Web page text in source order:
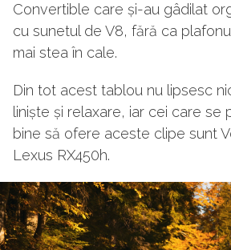
Convertible care și-au gâdilat
cu sunetul de V8, fără ca
mai stea în cale.
Din tot acest tablou nu lipsesc
liniște și relaxare, iar cei care se
bine să ofere aceste clipe sunt
Lexus RX450h.